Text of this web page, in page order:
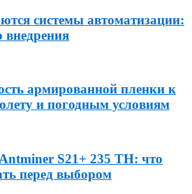
системы автоматизации:
внедрения
армированной пленки к
и погодным условиям
S21+ 235 TH: что
перед выбором